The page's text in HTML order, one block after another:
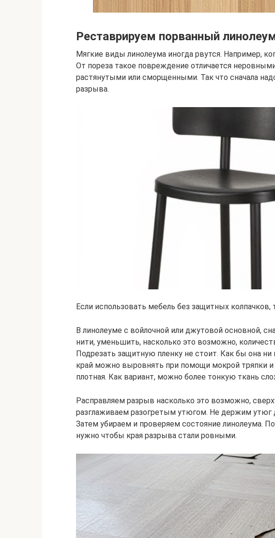
Реставрируем порванный
Мягкие виды линолеума иногда рвутся. Например,
От пореза такое повреждение отличается
растянутыми или сморщенными. Так что сначала
разрыва.
Если использовать мебель без защитных колпачков,
В линолеуме с войлочной или джутовой основной,
нити, уменьшить, насколько это возможно,
Подрезать защитную пленку не стоит. Как бы она
край можно выровнять при помощи мокрой тряпки и
плотная. Как вариант, можно более тонкую ткань
Расправляем разрыв насколько это возможно,
разглаживаем разогретым утюгом. Не держим утюг
Затем убираем и проверяем состояние линолеума.
нужно чтобы края разрыва стали ровными.